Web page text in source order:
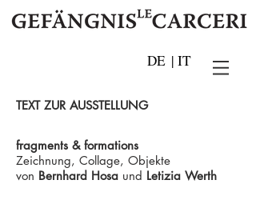
DE | IT
TEXT ZUR AUSSTELLUNG
fragments & formations
Zeichnung, Collage, Objekte
von Bernhard Hosa und Letizia Werth